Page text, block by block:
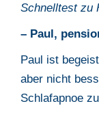
Schnelltest zu
– Paul,
Paul ist
aber nicht
Schlafapnoe